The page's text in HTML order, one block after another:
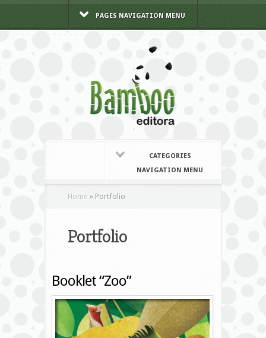
PAGES NAVIGATION MENU
CATEGORIES
NAVIGATION MENU
Home » Portfolio
Portfolio
Booklet “Zoo”